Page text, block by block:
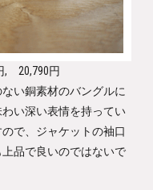
, 20,790円
い銅素材のバングルに
い深い表情を持ってい
で、ジャケットの袖口
品で良いのではないで